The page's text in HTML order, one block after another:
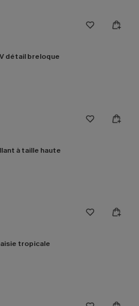
détail breloque
à taille haute
tropicale